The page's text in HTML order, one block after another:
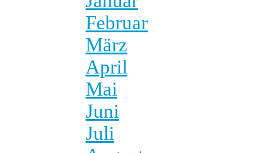
Februar
März
April
Mai
Juni
Juli